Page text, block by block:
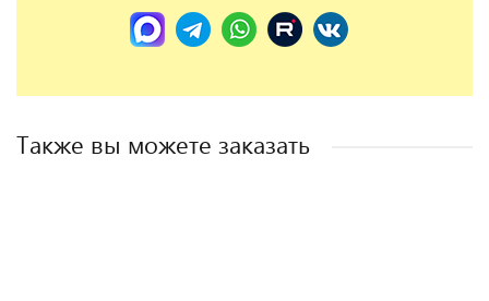
Также вы можете заказать